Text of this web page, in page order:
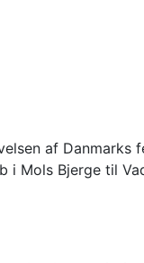
af
Bjerge til